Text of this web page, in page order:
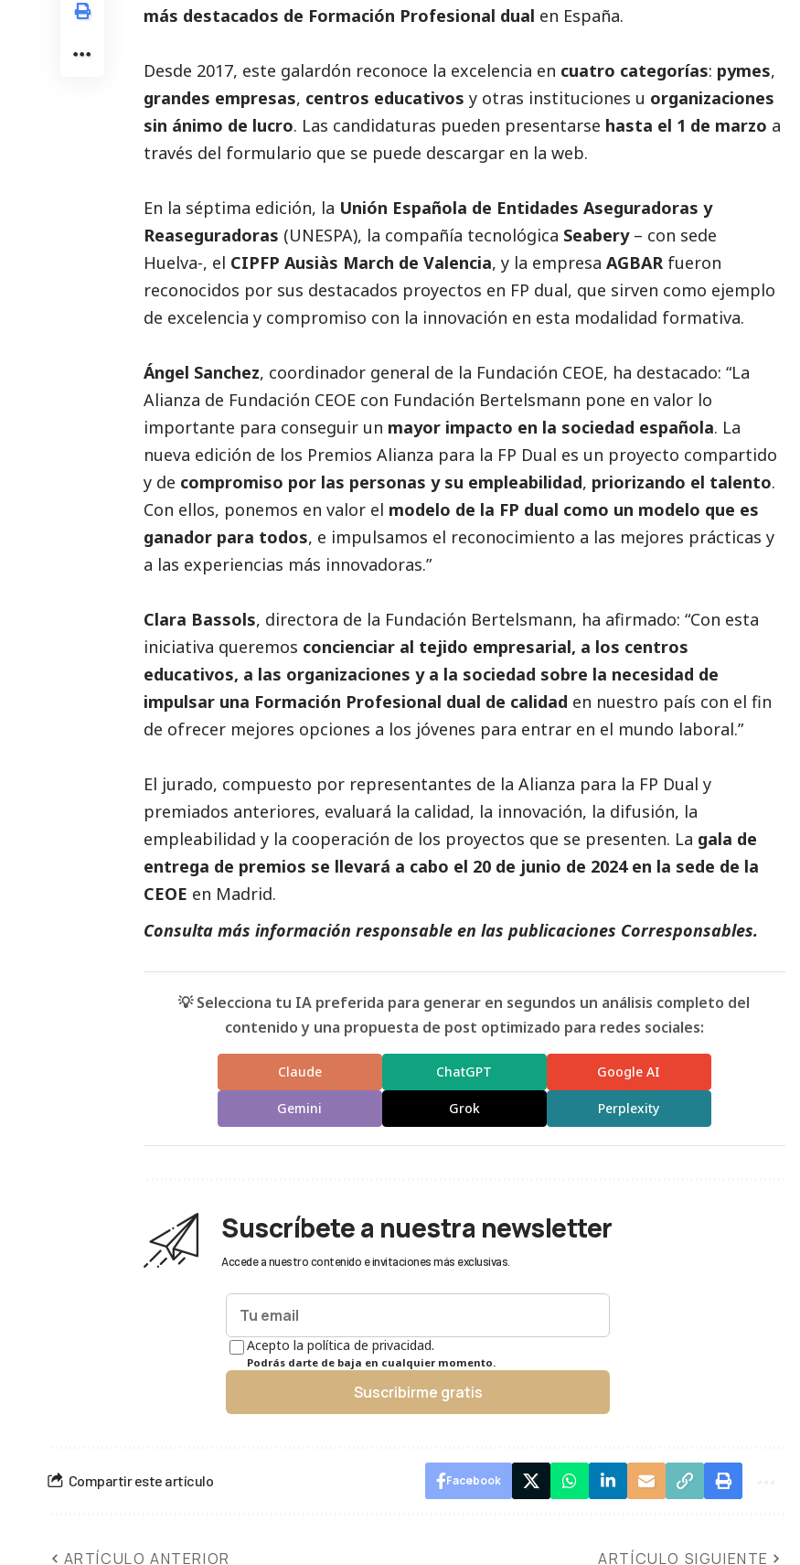
más destacados de Formación Profesional dual en España.
Desde 2017, este galardón reconoce la excelencia en cuatro categorías: pymes,
grandes empresas, centros educativos y otras instituciones u organizaciones
sin ánimo de lucro. Las candidaturas pueden presentarse hasta el 1 de marzo a
través del formulario que se puede descargar en la web.
En la séptima edición, la Unión Española de Entidades Aseguradoras y
Reaseguradoras (UNESPA), la compañía tecnológica Seabery– con sede
Huelva-, el CIPFP Ausiàs March de Valencia, y la empresa AGBAR fueron
reconocidos por sus destacados proyectos en FP dual, que sirven como ejemplo
de excelencia y compromiso con la innovación en esta modalidad formativa.
Ángel Sanchez, coordinador general de la Fundación CEOE, ha destacado: “La
Alianza de Fundación CEOE con Fundación Bertelsmann pone en valor lo
importante para conseguir un mayor impacto en la sociedad española. La
nueva edición de los Premios Alianza para la FP Dual es un proyecto compartido
y de compromiso por las personas y su empleabilidad, priorizando el talento.
Con ellos, ponemos en valor el modelo de la FP dual como un modelo que es
ganador para todos, e impulsamos el reconocimiento a las mejores prácticas y
a las experiencias más innovadoras.”
Clara Bassols, directora de la Fundación Bertelsmann, ha afirmado: “Con esta
iniciativa queremos concienciar al tejido empresarial, a los centros
educativos, a las organizaciones y a la sociedad sobre la necesidad de
impulsar una Formación Profesional dual de calidad en nuestro país con el fin
de ofrecer mejores opciones a los jóvenes para entrar en el mundo laboral.”
El jurado, compuesto por representantes de la Alianza para la FP Dual y
premiados anteriores, evaluará la calidad, la innovación, la difusión, la
empleabilidad y la cooperación de los proyectos que se presenten. La gala de
entrega de premios se llevará a cabo el 20 de junio de 2024 en la sede de la
CEOE en Madrid.
Consulta más información responsable en las publicaciones Corresponsables.
💡 Selecciona tu IA preferida para generar en segundos un análisis completo del
contenido y una propuesta de post optimizado para redes sociales:
Claude ChatGPT Google AI
Gemini Grok Perplexity
Suscríbete a nuestra newsletter
Accede a nuestro contenido e invitaciones más exclusivas.
Acepto la política de privacidad.
Podrás darte de baja en cualquier momento.
Suscribirme gratis
Compartir este artículo Facebook
ARTÍCULO ANTERIOR ARTÍCULO SIGUIENTE